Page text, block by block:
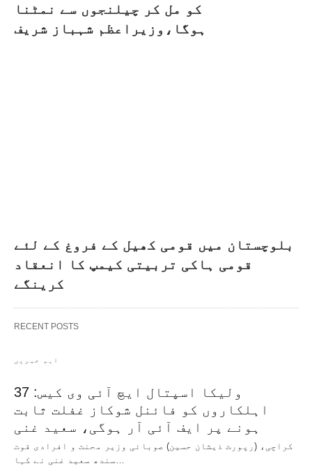
کو مل کر چیلنجوں سے نمٹنا
ہوگا،وزیراعظم شہباز شریف
بلوچستان میں قومی کھیل کے فروغ کے لئے
قومی ہاکی تربیتی کیمپ کا انعقاد
کرینگے
RECENT POSTS
اہم خبریں
ولیکا اسپتال ایچ آئی وی کیس: 37
اہلکاروں کو فائنل شوکاز غفلت ثابت
ہونے پر ایف آئی آر ہوگی، سعید غنی
کراچی، (رپورٹ ذیشان حسین) صوبائی وزیر محنت و افرادی قوت
سندھ سعید غنی نے کہا…